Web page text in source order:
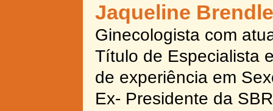
Jaqueline
Ginecologista com
Título de Especialista
de experiência em
Ex- Presidente da